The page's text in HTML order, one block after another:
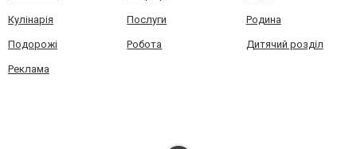
Кулінарія Послуги Родина
Подорожі Робота Дитячий розділ
Реклама